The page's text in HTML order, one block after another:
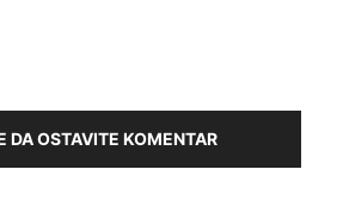
DA OSTAVITE KOMENTAR